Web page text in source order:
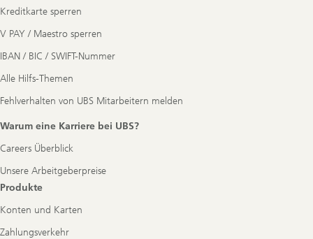
Kreditkarte sperren
V PAY / Maestro sperren
IBAN / BIC / SWIFT-Nummer
Alle Hilfs-Themen
Fehlverhalten von UBS Mitarbeitern melden
Warum eine Karriere bei UBS?
Careers Überblick
Unsere Arbeitgeberpreise
Produkte
Konten und Karten
Zahlungsverkehr